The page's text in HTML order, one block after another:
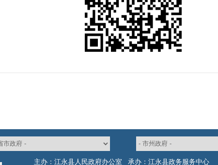
主办：江永县人民政府办公室 承办：江永县政务服务中心